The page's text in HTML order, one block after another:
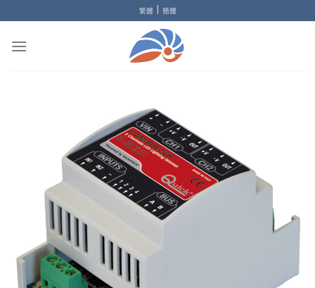
to
content
繁體 | 簡體